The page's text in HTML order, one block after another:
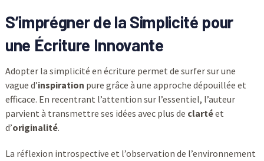
S’imprégner de la Simplicité pour
une Écriture Innovante
Adopter la simplicité en écriture permet de surfer sur une
vague d’inspiration pure grâce à une approche dépouillée et
efficace. En recentrant l’attention sur l’essentiel, l’auteur
parvient à transmettre ses idées avec plus de clartéet
d’originalité.
La réflexion introspective et l’observation de l’environnement